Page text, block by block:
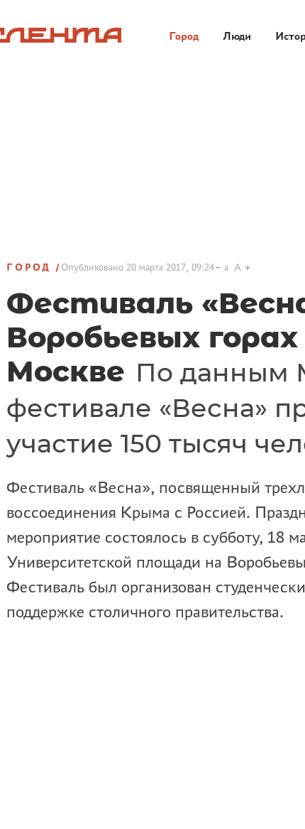
Город Люди
ГОРОД Опубликовано 20 марта 2017, 09:24 a A
Фестиваль
Воробьевых горах
Москве По данным
фестивале «Весна»
участие 150 тысяч
Фестиваль «Весна», посвященный
воссоединения Крыма с Россией.
мероприятие состоялось в субботу, 18
Университетской площади на
Фестиваль был организован
поддержке столичного правительства.